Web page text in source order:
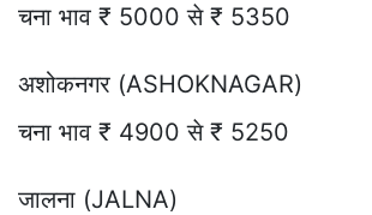
चना भाव ₹ 5000 से ₹ 5350
अशोकनगर (ASHOKNAGAR)
चना भाव ₹ 4900 से ₹ 5250
जालना (JALNA)